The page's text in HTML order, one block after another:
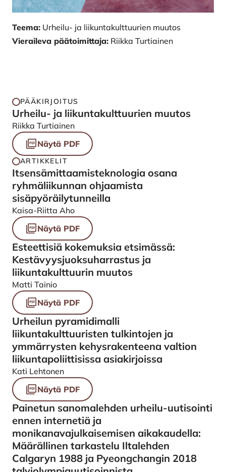
Teema: Urheilu- ja liikuntakulttuurien muutos
Vieraileva päätoimittaja: Riikka Turtiainen
PÄÄKIRJOITUS
Urheilu- ja liikuntakulttuurien muutos
Riikka Turtiainen
Näytä PDF
ARTIKKELIT
Itsensämittaamisteknologia osana
ryhmäliikunnan ohjaamista
sisäpyöräilytunneilla
Kaisa-Riitta Aho
Näytä PDF
Esteettisiä kokemuksia etsimässä:
Kestävyysjuoksuharrastus ja
liikuntakulttuurin muutos
Matti Tainio
Näytä PDF
Urheilun pyramidimalli
liikuntakulttuuristen tulkintojen ja
ymmärrysten kehysrakenteena valtion
liikuntapoliittisissa asiakirjoissa
Kati Lehtonen
Näytä PDF
Painetun sanomalehden urheilu-uutisointi
ennen internetiä ja
monikanavajulkaisemisen aikakaudella:
Määrällinen tarkastelu Iltalehden
Calgaryn 1988 ja Pyeongchangin 2018